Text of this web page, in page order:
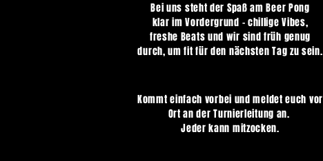
Bei uns steht der Spaß am Beer Pong
klar im Vordergrund - chillige Vibes,
freshe Beats und wir sind früh genug
durch, um fit für den nächsten Tag zu sein.
Kommt einfach vorbei und meldet euch vor
Ort an der Turnierleitung an.
Jeder kann mitzocken.